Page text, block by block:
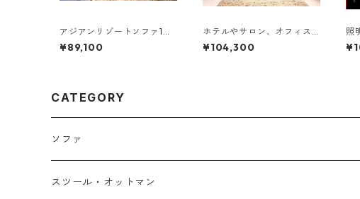
アジアンリゾートソファ1人
掛け
¥89,100
ホテルやサロン、オフィス
にも 高級リラクシングヒヤ
シンスソファ Lamama ラマ
¥104,300
照
-
入
CATEGORY
ソファ
１人掛け
スツール・オットマン